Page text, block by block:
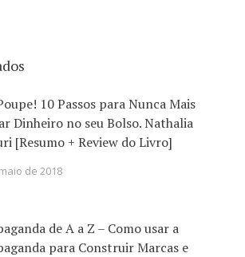
10 Passos para Nunca Mais
Dinheiro no seu Bolso. Nathalia
[Resumo + Review do Livro]
de 2018
de A a Z – Como usar a
para Construir Marcas e